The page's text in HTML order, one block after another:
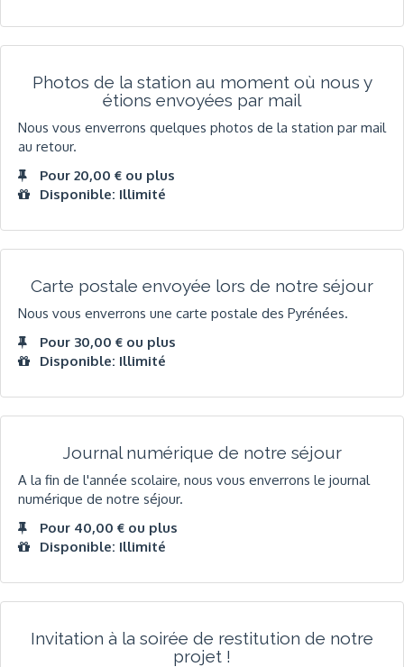
Photos de la station au moment où nous y
étions envoyées par mail
Nous vous enverrons quelques photos de la station par mail
au retour.
Pour 20,00 € ou plus
Disponible: Illimité
Carte postale envoyée lors de notre séjour
Nous vous enverrons une carte postale des Pyrénées.
Pour 30,00 € ou plus
Disponible: Illimité
Journal numérique de notre séjour
A la fin de l'année scolaire, nous vous enverrons le journal
numérique de notre séjour.
Pour 40,00 € ou plus
Disponible: Illimité
Invitation à la soirée de restitution de notre
projet !